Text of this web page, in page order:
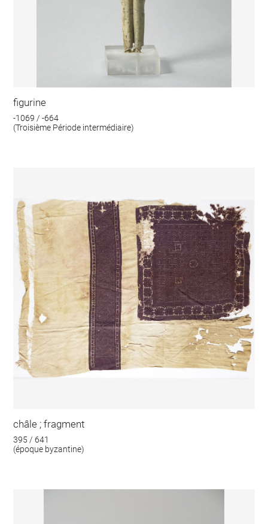
figurine
-1069 / -664
(Troisième Période intermédiaire)
châle ; fragment
395 / 641
(époque byzantine)